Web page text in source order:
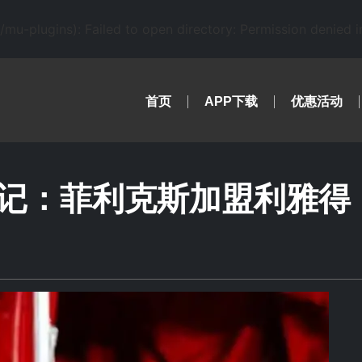
首页 APP下载 优惠活动
：菲利克斯加盟利雅得